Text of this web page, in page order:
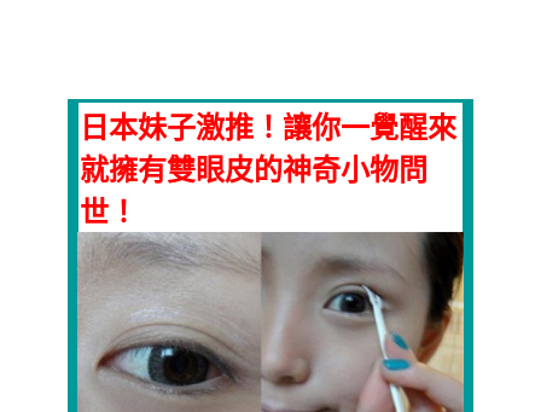
日本妹子激推！讓你一覺醒來
就擁有雙眼皮的神奇小物問
世！